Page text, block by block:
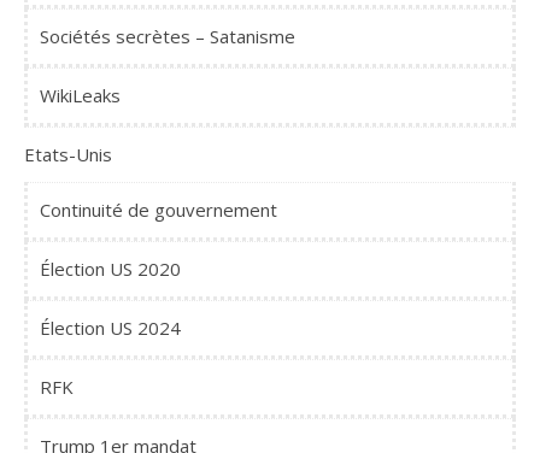
Sociétés secrètes – Satanisme
WikiLeaks
Etats-Unis
Continuité de gouvernement
Élection US 2020
Élection US 2024
RFK
Trump 1er mandat